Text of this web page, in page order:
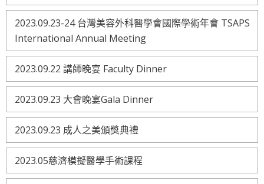
2023.09.23-24 台灣美容外科醫學會國際學術年會 TSAPS
International Annual Meeting
2023.09.22 講師晚宴 Faculty Dinner
2023.09.23 大會晚宴Gala Dinner
2023.09.23 成人之美頒獎典禮
2023.05慈濟模擬醫學手術課程